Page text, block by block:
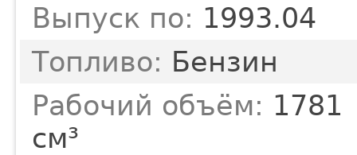
Выпуск по: 1993.04
Топливо: Бензин
Рабочий объём: 1781
см³